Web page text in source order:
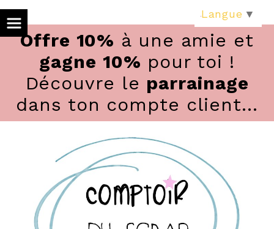
Offre 10% à une amie et
gagne 10% pour toi !
Découvre le parrainage
dans ton compte client...
Langue ▼